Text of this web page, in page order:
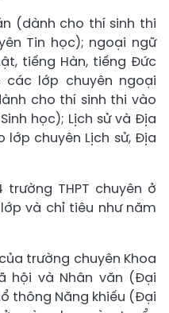
(dành cho thí sinh thi
Tin học); ngoại ngữ
tiếng Hàn, tiếng Đức
lớp chuyên ngoại
cho thí sinh thi vào
học); Lịch sử và Địa
chuyên Lịch sử, Địa
THPT chuyên ở
và chỉ tiêu như năm
trường chuyên Khoa
hội và Nhân văn (Đại
thông Năng khiếu (Đại